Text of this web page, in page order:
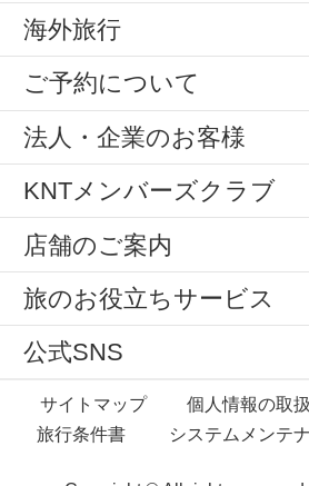
海外旅行
ご予約について
法人・企業のお客様
KNTメンバーズクラブ
店舗のご案内
旅のお役立ちサービス
公式SNS
サイトマップ 個人情報の取扱
旅行条件書
システムメンテ